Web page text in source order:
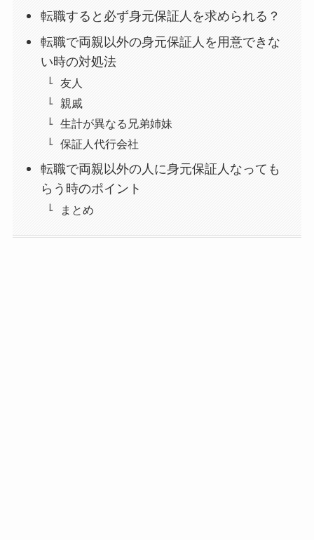
転職すると必ず身元保証人を求められる？
転職で両親以外の身元保証人を用意できな
い時の対処法
友人
親戚
生計が異なる兄弟姉妹
保証人代行会社
転職で両親以外の人に身元保証人なっても
らう時のポイント
まとめ